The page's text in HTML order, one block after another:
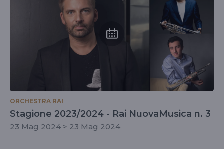
ORCHESTRA RAI
Stagione 2023/2024 - Rai NuovaMusica n. 3
23 Mag 2024 > 23 Mag 2024